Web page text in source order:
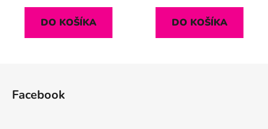
DO KOŠÍKA DO KOŠÍKA
Facebook